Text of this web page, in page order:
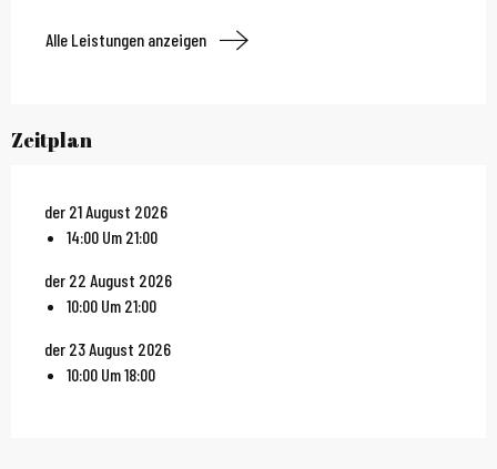
Alle Leistungen anzeigen
Zeitplan
der 21 August 2026
14:00 Um 21:00
der 22 August 2026
10:00 Um 21:00
der 23 August 2026
10:00 Um 18:00